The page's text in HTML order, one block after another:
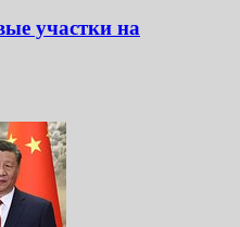
участки на